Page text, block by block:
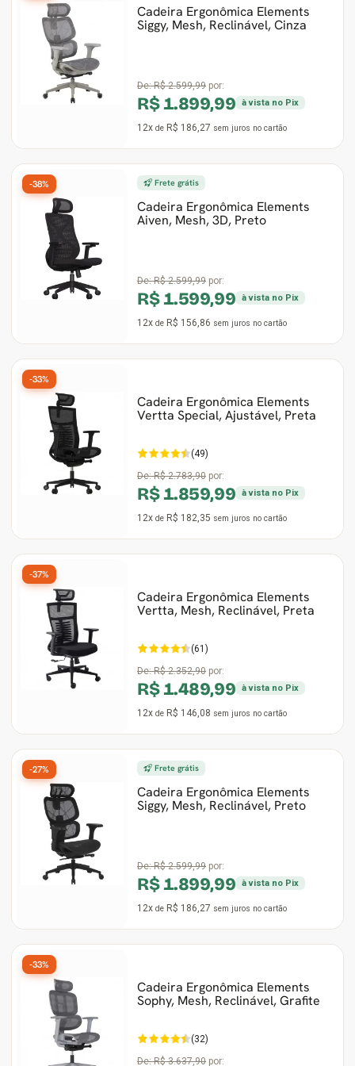
Cadeira Ergonômica Elements
Siggy, Mesh, Reclinável, Cinza
De:R$ 2.599,99 por:
R$ 1.899,99 à vista no Pix
12x de R$ 186,27 sem juros no cartão
Frete grátis
Cadeira Ergonômica Elements
Aiven, Mesh, 3D, Preto
De:R$ 2.599,99 por:
R$ 1.599,99 à vista no Pix
12x de R$ 156,86 sem juros no cartão
-38%
Cadeira Ergonômica Elements
Vertta Special, Ajustável, Preta
(49)
De:R$ 2.783,90 por:
R$ 1.859,99 à vista no Pix
12x de R$ 182,35 sem juros no cartão
-33%
Cadeira Ergonômica Elements
Vertta, Mesh, Reclinável, Preta
(61)
De:R$ 2.352,90 por:
R$ 1.489,99 à vista no Pix
12x de R$ 146,08 sem juros no cartão
-37%
Frete grátis
Cadeira Ergonômica Elements
Siggy, Mesh, Reclinável, Preto
De:R$ 2.599,99 por:
R$ 1.899,99 à vista no Pix
12x de R$ 186,27 sem juros no cartão
-27%
Cadeira Ergonômica Elements
Sophy, Mesh, Reclinável, Grafite
(32)
De:R$ 3.637,90 por:
-33%
Ver Todos
Monitor Acer
Monitor MSI
Monitor Gigabyte
Monitor LG
Monitor Samsung
Suporte para Monitor
SuperFrame
Suportes Monitores
Gabinete Lian Li
Gabinete NZXT
Gabinete Corsair
Gabinete Cougar
Gabinete Hyte
Gabinete Gamdias
Gabinete Liketec
Ver Todos
Fonte Aerocool
Fonte Gigabyte
Fonte ASRock
Fonte Duex
Fonte Gamdias
Fonte Gamemax
Fonte Thermaltake
Fontes Diversas
Joystick e Controle
WebCam
Conectividade
Armazenamento
Cabos e Adaptadores
Ver Todos
Gamdias
Ver Todos